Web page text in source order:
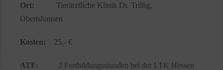
Ort: Tierärztliche Klinik Dr. Trillig,
Obertshausen
Kosten: 25,- €
ATF:
2 Fortbildungsstunden bei der LTK Hessen